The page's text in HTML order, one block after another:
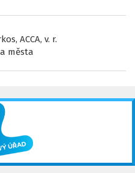
ACCA, v. r.
města